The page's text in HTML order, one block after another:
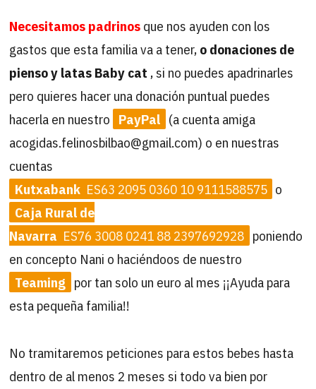
Necesitamos padrinos que nos ayuden con los
gastos que esta familia va a tener, o donaciones de
pienso y latas Baby cat , si no puedes apadrinarles
pero quieres hacer una donación puntual puedes
hacerla en nuestro PayPal (a cuenta amiga
acogidas.felinosbilbao@gmail.com) o en nuestras
cuentas
Kutxabank ES63 2095 0360 10 9111588575 o
Caja Rural de
Navarra ES76 3008 0241 88 2397692928 poniendo
en concepto Nani o haciéndoos de nuestro
Teaming por tan solo un euro al mes ¡¡Ayuda para
esta pequeña familia!!
No tramitaremos peticiones para estos bebes hasta
dentro de al menos 2 meses si todo va bien por